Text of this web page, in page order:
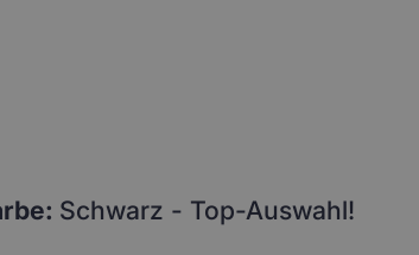
Schwarz - Top-Auswahl!